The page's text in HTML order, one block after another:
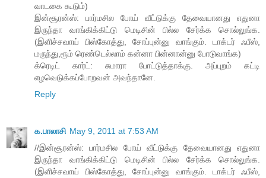
வாடகை கூடும்)
இன்சூரன்ஸ்: பார்மசில போய் வீட்டுக்கு தேவையானது எதுனா
இருந்தா வாங்கிக்கிட்டு மெடிசின் பில்ல சேர்க்க சொல்லுங்க.
(இளிச்சவாய் பிஸ்கோத்து, சோப்புன்னு வாங்கும். டாக்டர் ஃபீஸ்,
மருந்து,ரூம் ரெண்டெல்லாம் கன்னா பின்னான்னு போடுவாங்க)
க்ரெடிட் கார்ட்: சுமாரா போட்டுத்தாக்கு. அப்புறம் கட்டி
எழவெடுக்கப்போறவன் அவந்தானே.
Reply
க.பாலாசி May 9, 2011 at 7:53 AM
//இன்சூரன்ஸ்: பார்மசில போய் வீட்டுக்கு தேவையானது எதுனா
இருந்தா வாங்கிக்கிட்டு மெடிசின் பில்ல சேர்க்க சொல்லுங்க.
(இளிச்சவாய் பிஸ்கோத்து, சோப்புன்னு வாங்கும். டாக்டர் ஃபீஸ்,